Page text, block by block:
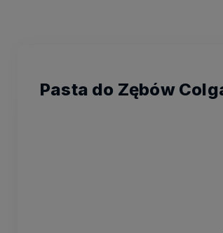
Pasta do Zębów